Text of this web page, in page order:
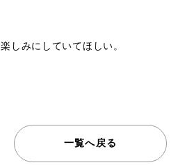
しみにしていてほしい。
一覧へ戻る